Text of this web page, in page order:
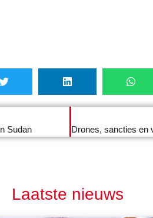
Sudan
Laatste nieuws